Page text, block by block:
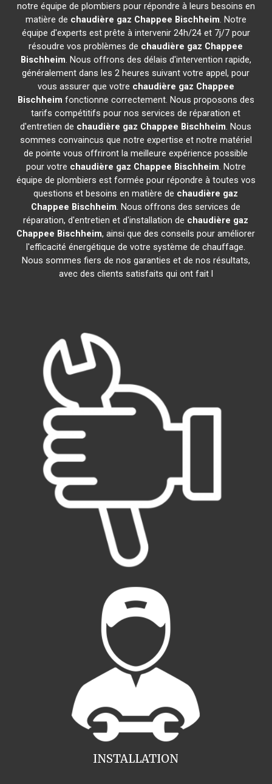
notre équipe de plombiers pour répondre à leurs besoins en
matière de chaudière gaz Chappee Bischheim. Notre
équipe d'experts est prête à intervenir 24h/24 et 7j/7 pour
résoudre vos problèmes de chaudière gaz Chappee
Bischheim. Nous offrons des délais d'intervention rapide,
généralement dans les 2 heures suivant votre appel, pour
vous assurer que votre chaudière gaz Chappee
Bischheim fonctionne correctement. Nous proposons des
tarifs compétitifs pour nos services de réparation et
d'entretien de chaudière gaz Chappee Bischheim. Nous
sommes convaincus que notre expertise et notre matériel
de pointe vous offriront la meilleure expérience possible
pour votre chaudière gaz Chappee Bischheim. Notre
équipe de plombiers est formée pour répondre à toutes vos
questions et besoins en matière de chaudière gaz
Chappee Bischheim. Nous offrons des services de
réparation, d'entretien et d'installation de chaudière gaz
Chappee Bischheim, ainsi que des conseils pour améliorer
l'efficacité énergétique de votre système de chauffage.
Nous sommes fiers de nos garanties et de nos résultats,
avec des clients satisfaits qui ont fait l
INSTALLATION